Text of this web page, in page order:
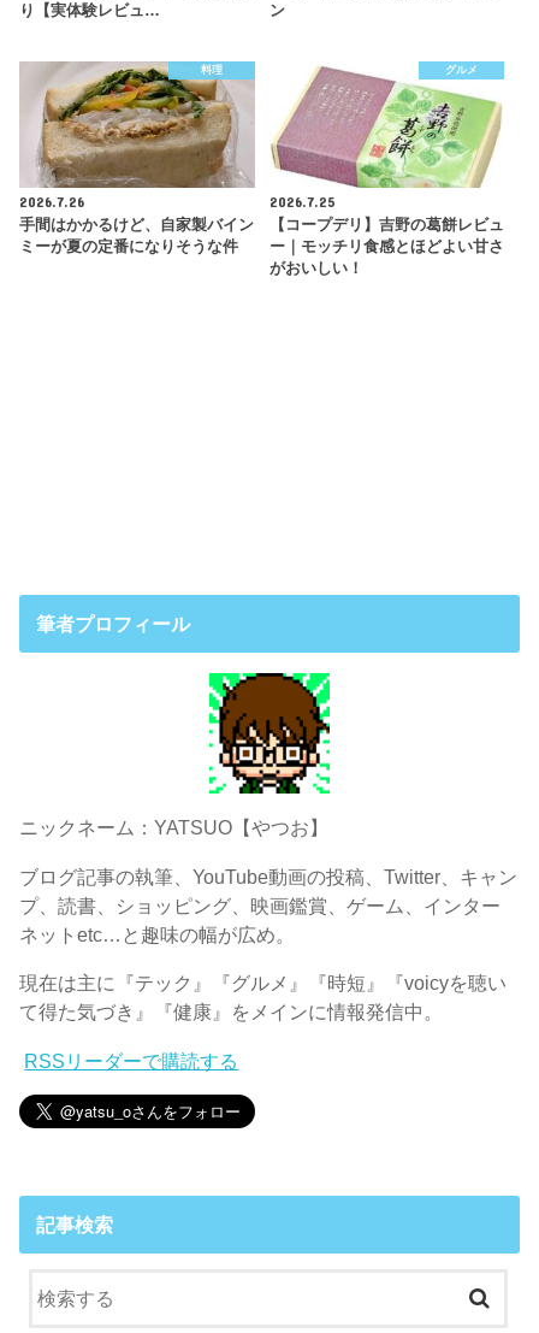
り【実体験レビュ…
ン
料理
2026.7.26
手間はかかるけど、自家製バイン
ミーが夏の定番になりそうな件
グルメ
2026.7.25
【コープデリ】吉野の葛餅レビュ
ー｜モッチリ食感とほどよい甘さ
がおいしい！
筆者プロフィール
ニックネーム：YATSUO【やつお】
ブログ記事の執筆、YouTube動画の投稿、Twitter、キャン
プ、読書、ショッピング、映画鑑賞、ゲーム、インター
ネットetc…と趣味の幅が広め。
現在は主に『テック』『グルメ』『時短』『voicyを聴い
て得た気づき』『健康』をメインに情報発信中。
RSSリーダーで購読する
記事検索